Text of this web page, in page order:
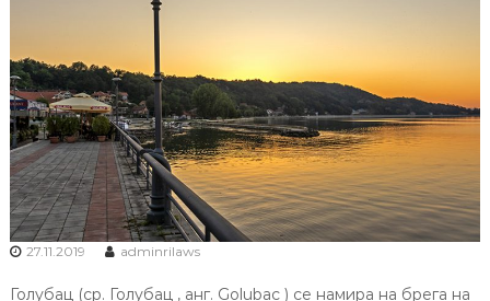
27.11.2019 adminrilaws
Голубац (ср. Голубац , анг. Golubac ) се намира на брега на